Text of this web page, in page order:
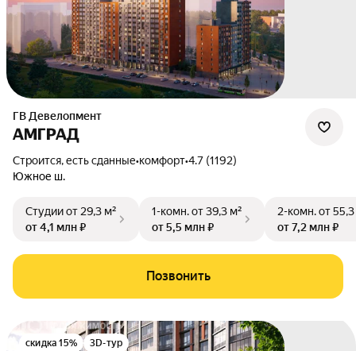
ГВ Девелопмент
АМГРАД
Строится, есть сданные•комфорт•4.7 (1192)
Южное ш.
Студииот 29,3 м²
от 4,1 млн ₽
1-комн.от 39,3 м²
от 5,5 млн ₽
2-комн.от
от 7,2 млн ₽
Позвонить
скидка 15% 3D-тур